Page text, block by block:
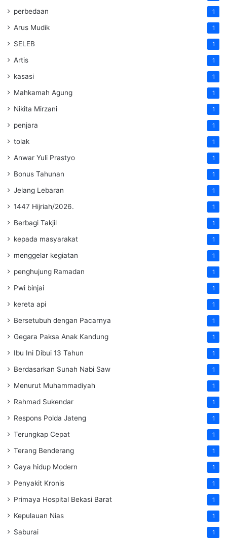
perbedaan 1
Arus Mudik 1
SELEB 1
Artis 1
kasasi 1
Mahkamah Agung 1
Nikita Mirzani 1
penjara 1
tolak 1
Anwar Yuli Prastyo 1
Bonus Tahunan 1
Jelang Lebaran 1
1447 Hijriah/2026. 1
Berbagi Takjil 1
kepada masyarakat 1
menggelar kegiatan 1
penghujung Ramadan 1
Pwi binjai 1
kereta api 1
Bersetubuh dengan Pacarnya 1
Gegara Paksa Anak Kandung 1
Ibu Ini Dibui 13 Tahun 1
Berdasarkan Sunah Nabi Saw 1
Menurut Muhammadiyah 1
Rahmad Sukendar 1
Respons Polda Jateng 1
Terungkap Cepat 1
Terang Benderang 1
Gaya hidup Modern 1
Penyakit Kronis 1
Primaya Hospital Bekasi Barat 1
Kepulauan Nias 1
Saburai 1